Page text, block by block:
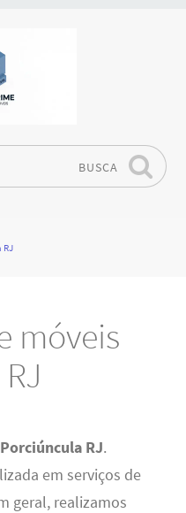
BUSCA
RJ
móveis
RJ.
em serviços de
geral, realizamos